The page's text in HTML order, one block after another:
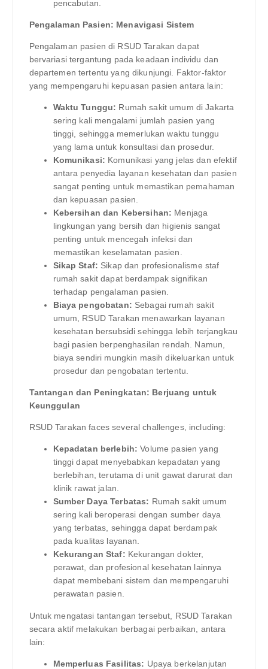
pencabutan.
Pengalaman Pasien: Menavigasi Sistem
Pengalaman pasien di RSUD Tarakan dapat
bervariasi tergantung pada keadaan individu dan
departemen tertentu yang dikunjungi. Faktor-faktor
yang mempengaruhi kepuasan pasien antara lain:
Waktu Tunggu: Rumah sakit umum di Jakarta
sering kali mengalami jumlah pasien yang
tinggi, sehingga memerlukan waktu tunggu
yang lama untuk konsultasi dan prosedur.
Komunikasi: Komunikasi yang jelas dan efektif
antara penyedia layanan kesehatan dan pasien
sangat penting untuk memastikan pemahaman
dan kepuasan pasien.
Kebersihan dan Kebersihan: Menjaga
lingkungan yang bersih dan higienis sangat
penting untuk mencegah infeksi dan
memastikan keselamatan pasien.
Sikap Staf: Sikap dan profesionalisme staf
rumah sakit dapat berdampak signifikan
terhadap pengalaman pasien.
Biaya pengobatan: Sebagai rumah sakit
umum, RSUD Tarakan menawarkan layanan
kesehatan bersubsidi sehingga lebih terjangkau
bagi pasien berpenghasilan rendah. Namun,
biaya sendiri mungkin masih dikeluarkan untuk
prosedur dan pengobatan tertentu.
Tantangan dan Peningkatan: Berjuang untuk
Keunggulan
RSUD Tarakan faces several challenges, including:
Kepadatan berlebih: Volume pasien yang
tinggi dapat menyebabkan kepadatan yang
berlebihan, terutama di unit gawat darurat dan
klinik rawat jalan.
Sumber Daya Terbatas: Rumah sakit umum
sering kali beroperasi dengan sumber daya
yang terbatas, sehingga dapat berdampak
pada kualitas layanan.
Kekurangan Staf: Kekurangan dokter,
perawat, dan profesional kesehatan lainnya
dapat membebani sistem dan mempengaruhi
perawatan pasien.
Untuk mengatasi tantangan tersebut, RSUD Tarakan
secara aktif melakukan berbagai perbaikan, antara
lain:
Memperluas Fasilitas: Upaya berkelanjutan